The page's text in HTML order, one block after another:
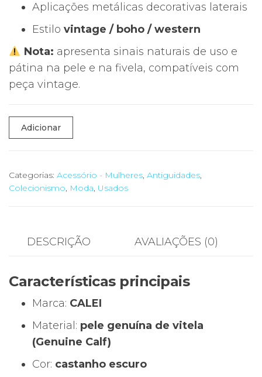
Aplicações metálicas decorativas laterais
Estilo vintage / boho / western
Nota: apresenta sinais naturais de uso e
pátina na pele e na fivela, compatíveis com
peça vintage.
Quantidade
de
Cinto
Vintage
“CALEI”
Coração
Estilo
Boho
Adicionar
Categorias: Acessório - Mulheres, Antiguidades,
Colecionismo, Moda, Usados
DESCRIÇÃO AVALIAÇÕES (0)
Características principais
Marca: CALEI
Material: pele genuína de vitela
(Genuine Calf)
Cor: castanho escuro